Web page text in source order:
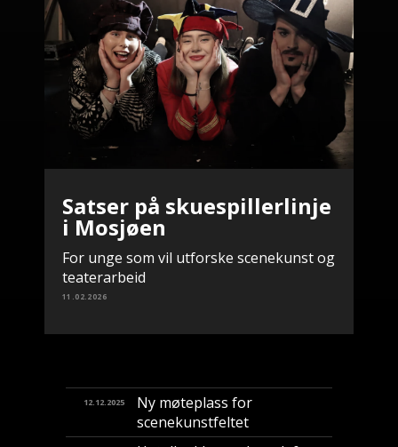
Satser på skuespillerlinje
i Mosjøen
For unge som vil utforske scenekunst og
teaterarbeid
11.02.2026
12.12.2025
Ny møteplass for
scenekunstfeltet